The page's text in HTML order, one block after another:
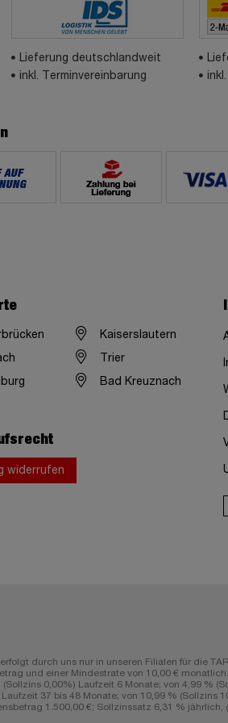
Lieferung deutschlandweit
inkl. Terminvereinbarung
Kaiserslautern
Trier
Bad Kreuznach
widerrufen
durch uns nur in unseren Filialen für die
und einer Mindestrate von 10,00 €
0,00%) Laufzeit 6 Monate; von 4,99 %
37 bis 48 Monate; von 10,99 % (Sollzins
1.500,00 €; Sollzinssatz 6,31 %